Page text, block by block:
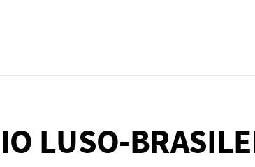
LUSO-